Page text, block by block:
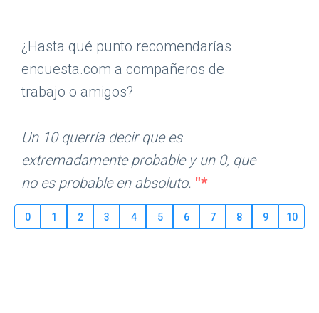
¿Hasta qué punto recomendarías
encuesta.com a compañeros de
trabajo o amigos?
Un 10 querría decir que es
extremadamente probable y un 0, que
no es probable en absoluto. "*
0 1 2 3 4 5 6 7 8 9 10